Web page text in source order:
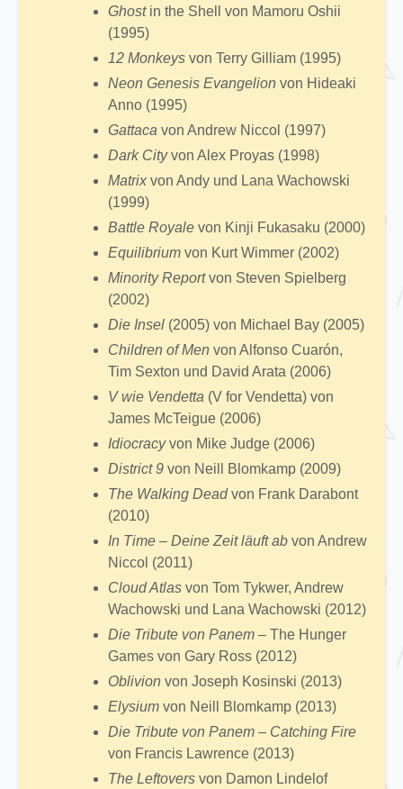
Ghostin the Shell von Mamoru Oshii
(1995)
12 Monkeys von Terry Gilliam (1995)
Neon Genesis Evangelion von Hideaki
Anno (1995)
Gattaca von Andrew Niccol (1997)
Dark Cityvon Alex Proyas (1998)
Matrix von Andy und Lana Wachowski
(1999)
Battle Royale von Kinji Fukasaku (2000)
Equilibrium von Kurt Wimmer (2002)
Minority Reportvon Steven Spielberg
(2002)
Die Insel (2005) von Michael Bay (2005)
Children of Men von Alfonso Cuarón,
Tim Sexton und David Arata (2006)
V wie Vendetta (V for Vendetta) von
James McTeigue (2006)
Idiocracyvon Mike Judge (2006)
District 9 von Neill Blomkamp (2009)
The Walking Deadvon Frank Darabont
(2010)
In Time – Deine Zeit läuft ab von Andrew
Niccol (2011)
Cloud Atlas von Tom Tykwer, Andrew
Wachowski und Lana Wachowski (2012)
Die Tribute von Panem – The Hunger
Games von Gary Ross (2012)
Oblivion von Joseph Kosinski (2013)
Elysium von Neill Blomkamp (2013)
Die Tribute von Panem – Catching Fire
von Francis Lawrence (2013)
The Leftovers von Damon Lindelof